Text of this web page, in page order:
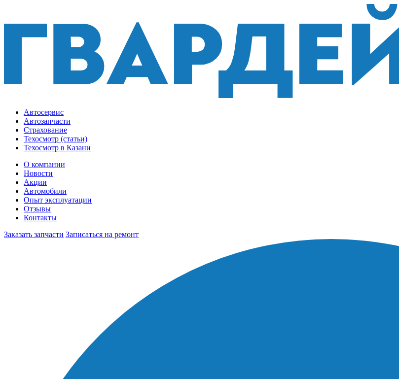
Автосервис
Автозапчасти
Страхование
Техосмотр (статьи)
Техосмотр в Казани
О компании
Новости
Акции
Автомобили
Опыт эксплуатации
Отзывы
Контакты
Заказать запчасти Записаться на ремонт